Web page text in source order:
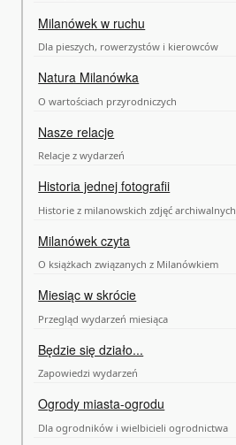
Milanówek w ruchu
Dla pieszych, rowerzystów i kierowców
Natura Milanówka
O wartościach przyrodniczych
Nasze relacje
Relacje z wydarzeń
Historia jednej fotografii
Historie z milanowskich zdjęć archiwalnych
Milanówek czyta
O książkach związanych z Milanówkiem
Miesiąc w skrócie
Przegląd wydarzeń miesiąca
Będzie się działo...
Zapowiedzi wydarzeń
Ogrody miasta-ogrodu
Dla ogrodników i wielbicieli ogrodnictwa